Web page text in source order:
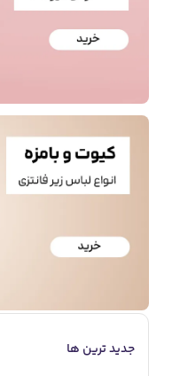
جدید ترین ها